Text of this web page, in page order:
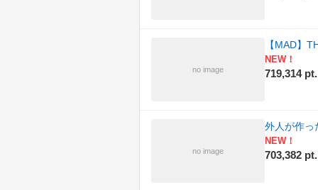
no image
【MAD】
NEW！
719,314 pt.
no image
外人が作っ
NEW！
703,382 pt.